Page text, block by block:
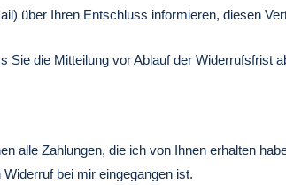
über Ihren Entschluss informieren, diesen
Sie die Mitteilung vor Ablauf der Widerrufsfrist
alle Zahlungen, die ich von Ihnen erhalten
bei mir eingegangen ist.